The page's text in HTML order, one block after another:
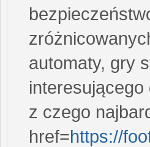
automaty, gry
z czego
href=https://